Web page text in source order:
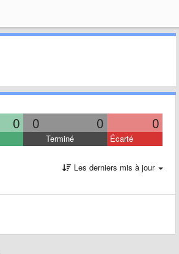
0 0 0 0
Terminé Écarté
Les derniers mis à jour